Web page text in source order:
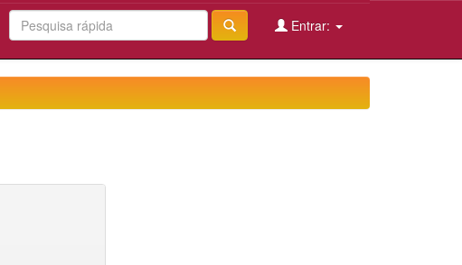
Entrar: